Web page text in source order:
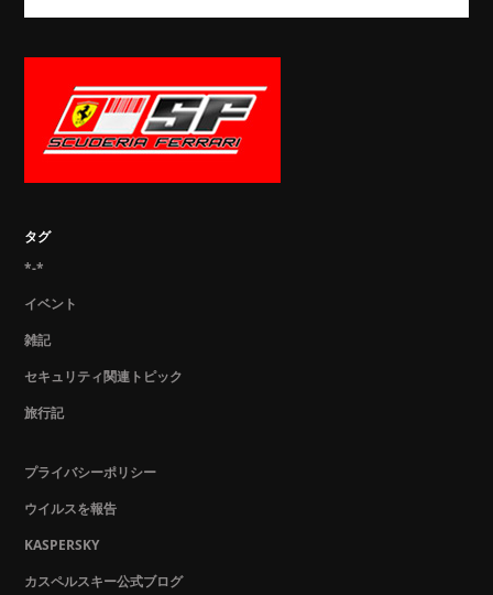
タグ
*-*
イベント
雑記
セキュリティ関連トピック
旅行記
プライバシーポリシー
ウイルスを報告
KASPERSKY
カスペルスキー公式ブログ